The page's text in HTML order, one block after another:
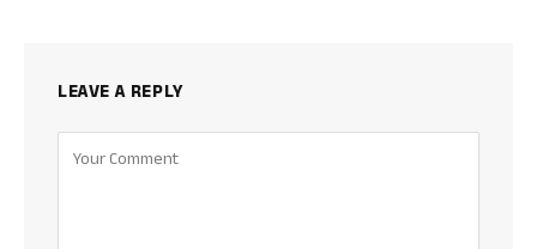
LEAVE A REPLY